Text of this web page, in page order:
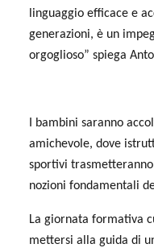
linguaggio efficace e
generazioni, è un
orgoglioso” spiega
I bambini saranno
amichevole, dove
sportivi
nozioni fondamentali
La giornata formativa
mettersi alla guida di